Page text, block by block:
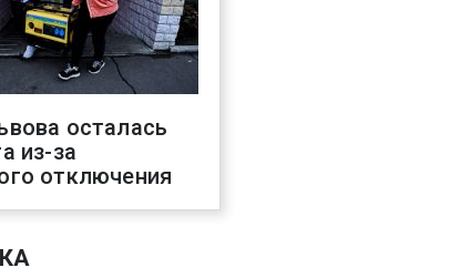
осталась
из-за
отключения